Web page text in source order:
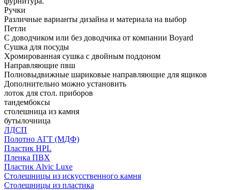
Ручки
Различные варианты дизайна и материала на выбор
Петли
С доводчиком или без доводчика от компании Boyard
Сушка для посуды
Хромированная сушка с двойным поддоном
Направляющие пвш
Полновыдвижные шариковые направляющие для ящиков
Дополнительно можно установить
лоток для стол. приборов
тандембоксы
столешница из камня
бутылочница
ЛДСП
Полотно АГТ (МДФ)
Пластик HPL
Пленка ПВХ
Пластик Alvic Luxe
Столешницы из искусственного камня
Столешницы из пластика